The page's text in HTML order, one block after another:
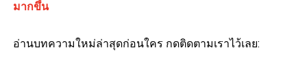
มากขึ้น
อ่านบทความใหม่ล่าสุดก่อนใคร กดติดตามเราไว้เลย: